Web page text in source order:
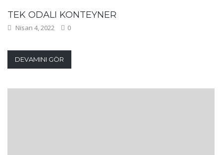
TEK ODALI KONTEYNER
Nisan 4, 2022 0
DEVAMINI GÖR